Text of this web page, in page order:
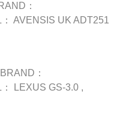
：
AVENSIS UK ADT251
BRAND：
LEXUS GS-3.0 ,